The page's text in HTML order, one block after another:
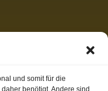
und somit für die
benötigt. Andere sind